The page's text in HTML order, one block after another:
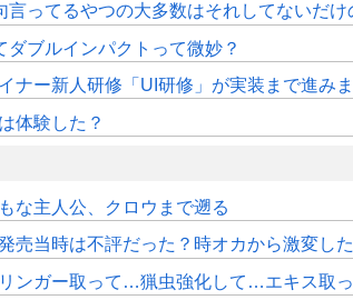
ってるやつの大多数はそれしてないだ
ブルインパクトって微妙？
ー新人研修「UI研修」が実装まで進みま
体験した？
な主人公、クロウまで遡る
売当時は不評だった？時オカから激変し
ンガー取って…猟虫強化して…エキス取